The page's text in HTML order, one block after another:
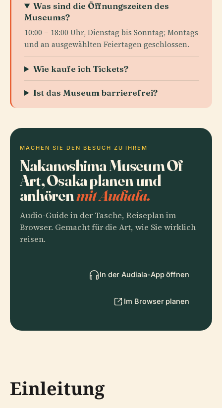
Was sind die Öffnungszeiten des
Museums?
10:00 – 18:00 Uhr, Dienstag bis Sonntag; Montags
und an ausgewählten Feiertagen geschlossen.
Wie kaufe ich Tickets?
Ist das Museum barrierefrei?
MACHEN SIE DEN BESUCH ZU IHREM
Nakanoshima Museum Of
Art, Osaka planen und
anhörenmit Audiala.
Audio-Guide in der Tasche, Reiseplan im
Browser. Gemacht für die Art, wie Sie wirklich
reisen.
In der Audiala-App öffnen
Im Browser planen
Einleitung